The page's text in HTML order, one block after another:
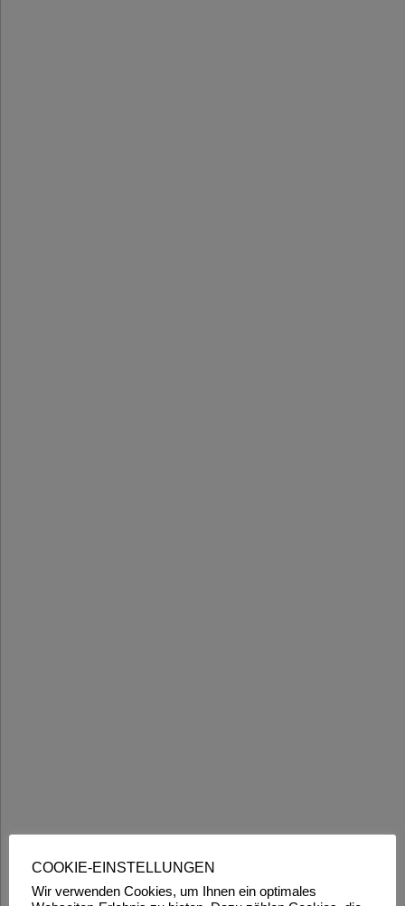
COOKIE-EINSTELLUNGEN
Wir verwenden Cookies, um Ihnen ein optimales